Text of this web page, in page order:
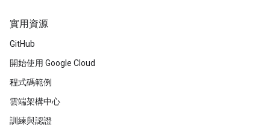
實用資源
GitHub
開始使用 Google Cloud
程式碼範例
雲端架構中心
訓練與認證